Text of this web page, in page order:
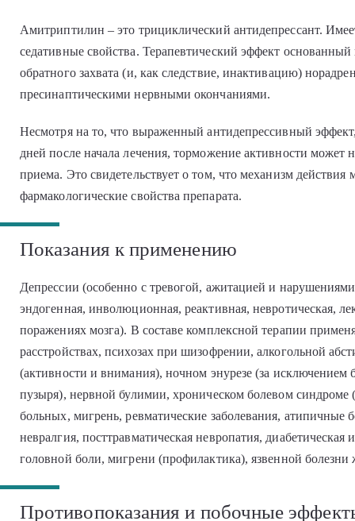
Амитриптилин – это трициклический антидепрессант.
седативные свойства. Терапевтический эффект
обратного захвата (и, как следствие, инактивацию)
пресинаптическими нервными окончаниями.
Несмотря на то, что выраженный антидепрессивный
дней после начала лечения, торможение активности может
приема. Это свидетельствует о том, что механизм действия
фармакологические свойства препарата.
Показания к применению
Депрессии (особенно с тревогой, ажитацией и нарушениями
эндогенная, инволюционная, реактивная, невротическая,
поражениях мозга). В составе комплексной терапии
расстройствах, психозах при шизофрении, алкогольной
(активности и внимания), ночном энурезе (за исключением
пузыря), нервной булимии, хроническом болевом синдроме
больных, мигрень, ревматические заболевания, атипичные
невралгия, посттравматическая невропатия,
головной боли, мигрени (профилактика), язвенной
Противопоказания и побочные